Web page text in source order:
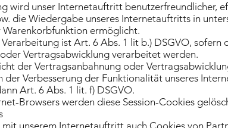
wird unser Internetauftritt benutzerfreundlicher,
die Wiedergabe unseres Internetauftritts in
ermöglicht.
ist Art. 6 Abs. 1 lit b.) DSGVO, sofern
Vertragsabwicklung verarbeitet werden.
der Vertragsanbahnung oder
der Verbesserung der Funktionalität unseres
Art. 6 Abs. 1 lit. f) DSGVO.
Browsers werden diese Session-Cookies
unserem Internetauftritt auch Cookies von